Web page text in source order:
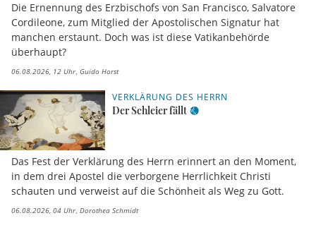
Die Ernennung des Erzbischofs von San Francisco, Salvatore
Cordileone, zum Mitglied der Apostolischen Signatur hat
manchen erstaunt. Doch was ist diese Vatikanbehörde
überhaupt?
06.08.2026, 12 Uhr Guido Horst
VERKLÄRUNG DES HERRN
Der Schleier fällt
Das Fest der Verklärung des Herrn erinnert an den Moment,
in dem drei Apostel die verborgene Herrlichkeit Christi
schauten und verweist auf die Schönheit als Weg zu Gott.
06.08.2026, 04 Uhr Dorothea Schmidt